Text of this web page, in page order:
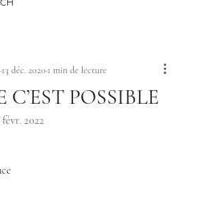
POSSIBLE
13 déc. 20201 min de lecture
févr. 2022